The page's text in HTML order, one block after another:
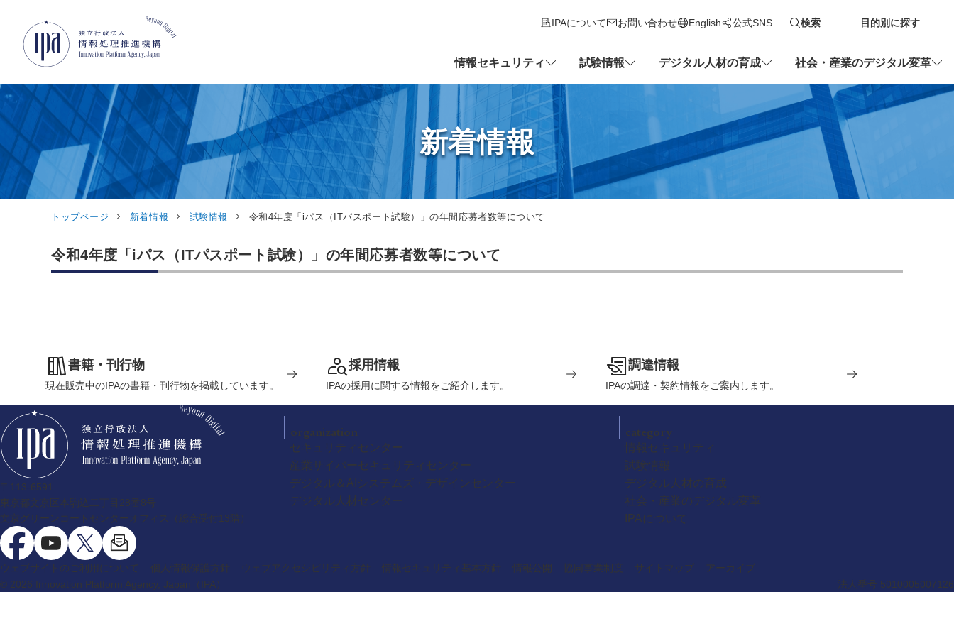
IPAについて
お問い合わせ English
新しいタブで開きます
公式SNS 検索 目的別に探す
情報セキュリティ 試験情報 デジタル人材の育成 社会・産業のデジタル変革
新着情報
トップページ 新着情報 試験情報 令和4年度「iパス（ITパスポート試験）」の年間応募者数等について
令和4年度「iパス（ITパスポート試験）」の年間応募者数等について
書籍・刊行物
現在販売中のIPAの書籍・刊行物を掲載しています。
採用情報
IPAの採用に関する情報をご紹介します。
調達情報
IPAの調達・契約情報をご案内します。
〒113-6591
東京都文京区本駒込二丁目28番8号
文京グリーンコートセンターオフィス（総合受付13階）
organization
セキュリティセンター
産業サイバーセキュリティセンター
デジタル＆AIシステムズ・デザインセンター
デジタル人材センター
category
情報セキュリティ
試験情報
デジタル人材の育成
社会・産業のデジタル変革
IPAについて
ウェブサイトのご利用について 個人情報保護方針 ウェブアクセシビリティ方針 情報セキュリティ基本方針 情報公開 協同事業制度 サイトマップ
アーカイブ
© 2026 Innovation Platform Agency, Japan （IPA） 法人番号 5010005007126